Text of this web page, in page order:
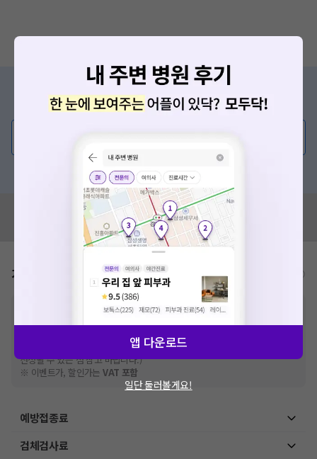
증상/치료, 궁금한 점이 있나요?
의사가 직접 답해드려요!
혹은, 의료상담 서비스에 다양한 게시글 보러가기
혹시 잘못된 병원정보가 있나요?
모두닥 팀에 알려주세요!
가격표 비급여/급여 진료란?
추가비용 등으로 실제 가격과 상이할 수 있으니, 정확
건강보험심사평가원
격입니다. (진료와 연관된 복합적인 비용이 추가되어, 병원마다 금액이 다르게
산정될 수 있는 점 참고 바랍니다.)
※ 이벤트가, 할인가는VAT 포함
예방접종료
검체검사료
앱 다운로드
일단 둘러볼게요!